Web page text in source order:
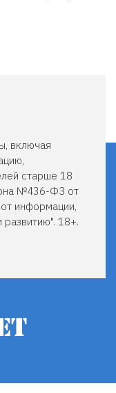
включая
старше 18
№436-ФЗ от
информации,
18+.